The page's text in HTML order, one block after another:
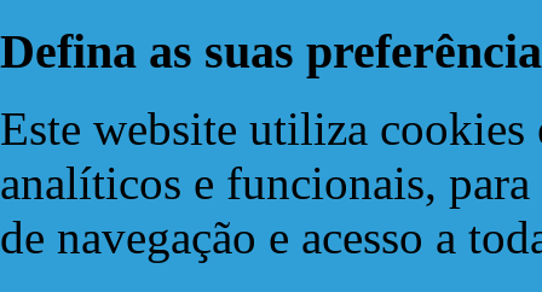
Defina as suas
Este website utiliza cookies
analíticos e funcionais,
de navegação e acesso a